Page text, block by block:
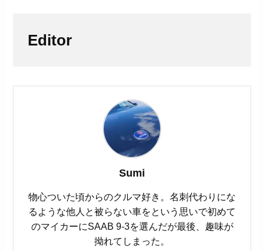
Editor
Sumi
物心ついた頃からのクルマ好き。名刺代わりにな
るような他人と被らない車をという思いで初めて
のマイカーにSAAB 9-3を選んだが最後、趣味が
拗れてしまった。